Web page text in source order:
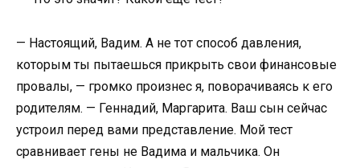
— Настоящий, Вадим. А не тот способ давления,
которым ты пытаешься прикрыть свои финансовые
провалы, — громко произнес я, поворачиваясь к его
родителям. — Геннадий, Маргарита. Ваш сын сейчас
устроил перед вами представление. Мой тест
сравнивает гены не Вадима и мальчика. Он